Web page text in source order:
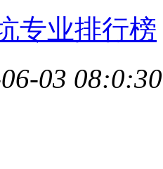
专业排行榜
03 08:0:30